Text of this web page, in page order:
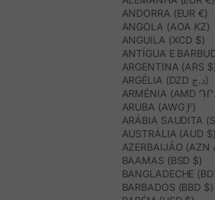
estabilidade. O salto baixo estiliza, melhora a
confortável para uso
Como combinar bailarinas segundo
As de biqueira afilada funcionam muito bem
midi. As arredondadas, com vestidos
destalonadas, para dias quentes. O
usas, não só no que vestes.
ANDORRA (EUR €)
ANGOLA (AOA KZ)
ANGUILA (XCD $)
ANTÍGUA E
ARGENTINA (ARS
ARGÉLIA (DZD د.ج)
ARMÉNIA (AMD
ARUBA (AWG Ƒ)
AUSTRÁLIA (AUD $)
AZERBAIJÃO (AZN
BAAMAS (BSD $)
BANGLADECHE
BARBADOS (BBD $)